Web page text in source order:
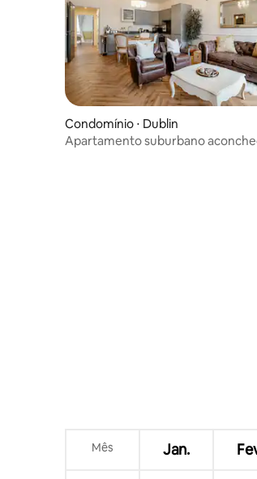
Condomínio ⋅ Dublin
Apartamento suburbano
Mês Jan.